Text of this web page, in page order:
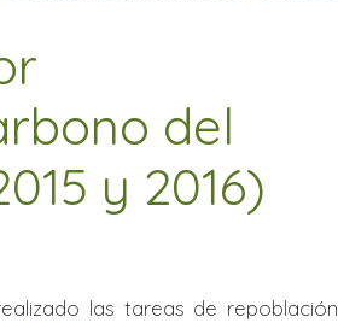
del
y 2016)
las tareas de repoblación